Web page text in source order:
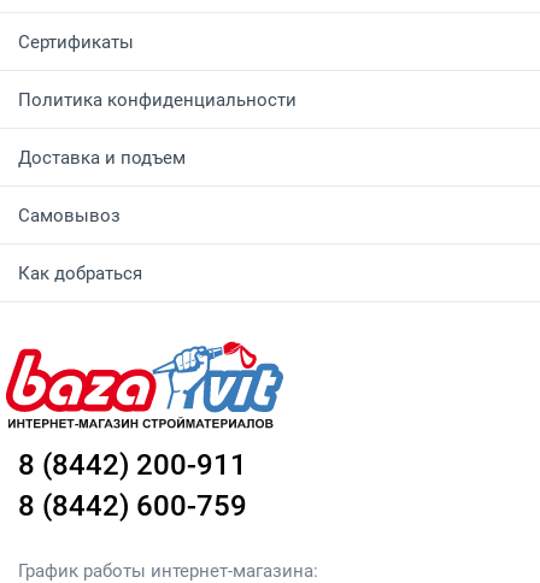
Сертификаты
Политика конфиденциальности
Доставка и подъем
Самовывоз
Как добраться
8 (8442) 200-911
8 (8442) 600-759
График работы интернет-магазина: